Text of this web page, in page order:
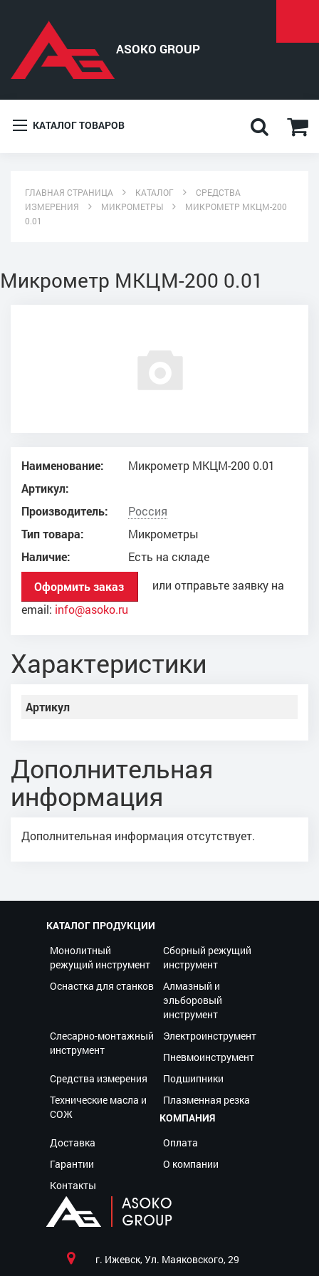
КАТАЛОГ ТОВАРОВ
ГЛАВНАЯ СТРАНИЦА КАТАЛОГ
СРЕДСТВА
ИЗМЕРЕНИЯ
МИКРОМЕТРЫ
МИКРОМЕТР МКЦМ-200
0.01
Микрометр МКЦМ-200 0.01
Наименование:
Микрометр МКЦМ-200 0.01
Артикул:
Производитель:
Россия
Тип товара:
Микрометры
Наличие:
Есть на складе
Оформить заказ
или отправьте заявку на
email: info@asoko.ru
Характеристики
Артикул
Дополнительная
информация
Дополнительная информация отсутствует.
КАТАЛОГ ПРОДУКЦИИ
Монолитный
режущий инструмент
Сборный режущий
инструмент
Оснастка для станков
Алмазный и
эльборовый
инструмент
Слесарно-монтажный
инструмент
Электроинструмент
Пневмоинструмент
Средства измерения
Подшипники
Технические масла и
СОЖ
Плазменная резка
КОМПАНИЯ
Доставка
Оплата
Гарантии
О компании
Контакты
г. Ижевск, Ул. Маяковского, 29